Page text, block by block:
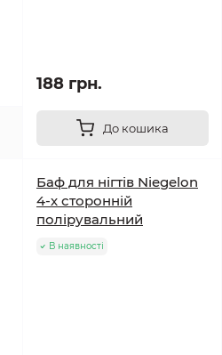
188 грн.
До кошика
Баф для нігтів Niegelon
4-х сторонній
полірувальний
В наявності